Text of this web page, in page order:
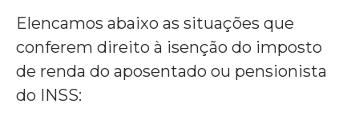
Elencamos abaixo as situações que
conferem direito à isenção do imposto
de renda do aposentado ou pensionista
do INSS: